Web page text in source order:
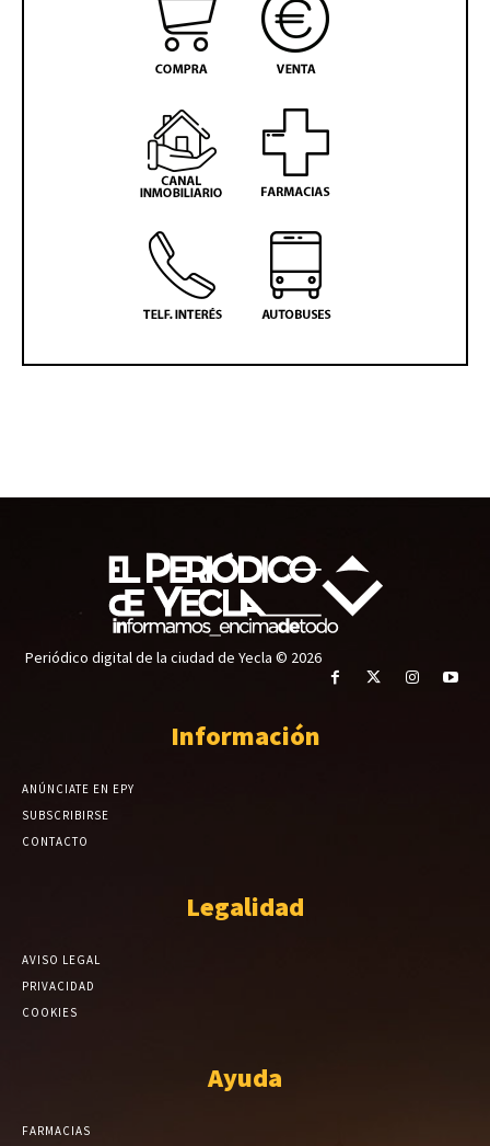
Periódico digital de la ciudad de Yecla © 2026
Información
ANÚNCIATE EN EPY
SUBSCRIBIRSE
CONTACTO
Legalidad
AVISO LEGAL
PRIVACIDAD
COOKIES
Ayuda
FARMACIAS